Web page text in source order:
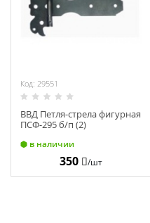
Код: 29551
ВВД Петля-стрела фигурная
ПСФ-295 б/п (2)
в наличии
350 /шт